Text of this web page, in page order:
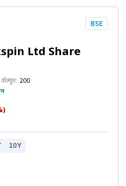
Ltd Share
वॉल्यूम: 200
BSE
10Y